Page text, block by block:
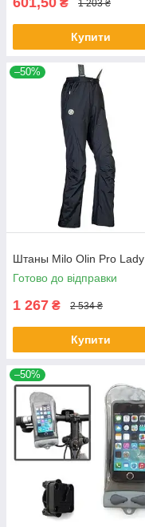
₴ 1 203 ₴
Купити
–50%
Штаны Milo Olin Pro Lady
Готово до відправки
1 267 ₴ 2 534 ₴
Купити
–50%